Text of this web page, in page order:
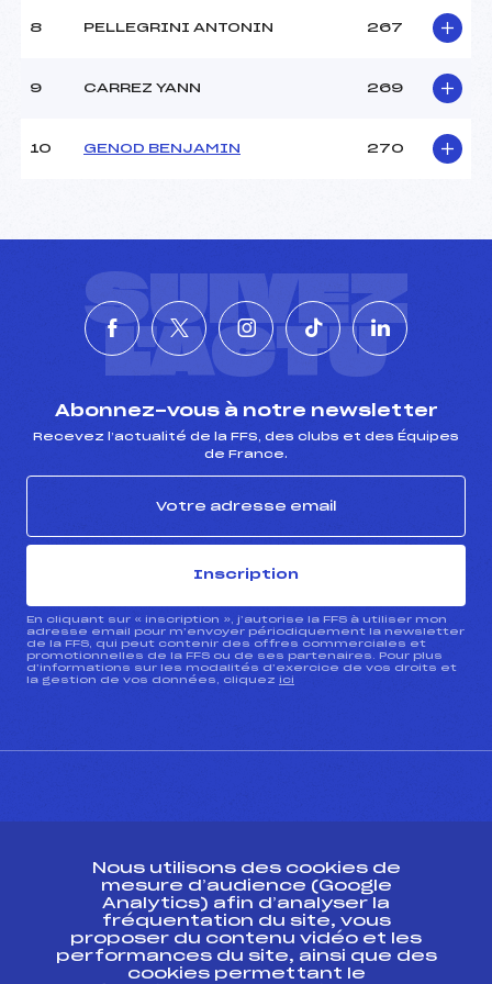
8 PELLEGRINI ANTONIN 267
9 CARREZ YANN 269
10 GENOD BENJAMIN 270
SUIVEZ
L'ACTU
Abonnez-vous à notre newsletter
Recevez l’actualité de la FFS, des clubs et des Équipes
de France.
Inscription
En cliquant sur « inscription », j’autorise la FFS à utiliser mon
adresse email pour m’envoyer périodiquement la newsletter
de la FFS, qui peut contenir des offres commerciales et
promotionnelles de la FFS ou de ses partenaires. Pour plus
d’informations sur les modalités d’exercice de vos droits et
la gestion de vos données, cliquez ici
Ressources
Pass’Neige
Nous utilisons des cookies de
mesure d’audience (Google
Analytics) afin d’analyser la
fréquentation du site, vous
proposer du contenu vidéo et les
performances du site, ainsi que des
cookies permettant le